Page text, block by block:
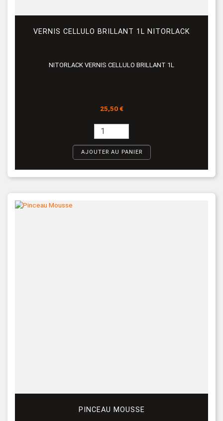
VERNIS CELLULO BRILLANT 1L NITORLACK
NITORLACK VERNIS CELLULO BRILLANT 1L
Prix
25,50 €
AJOUTER AU PANIER
PINCEAU MOUSSE